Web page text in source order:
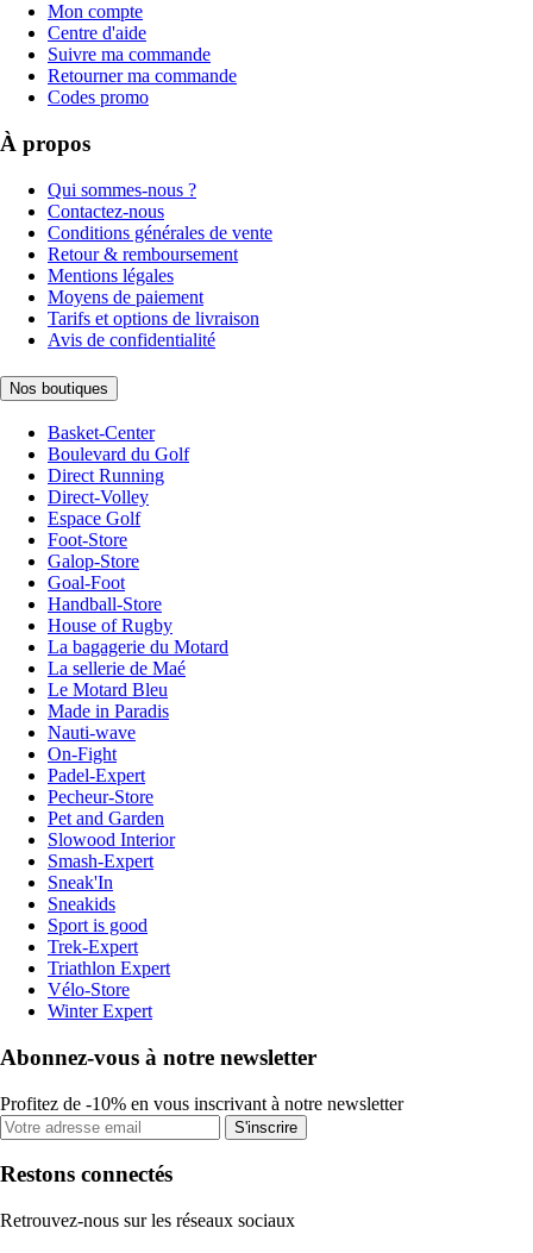
Mon compte
Centre d'aide
Suivre ma commande
Retourner ma commande
Codes promo
À propos
Qui sommes-nous ?
Contactez-nous
Conditions générales de vente
Retour & remboursement
Mentions légales
Moyens de paiement
Tarifs et options de livraison
Avis de confidentialité
Nos boutiques
Basket-Center
Boulevard du Golf
Direct Running
Direct-Volley
Espace Golf
Foot-Store
Galop-Store
Goal-Foot
Handball-Store
House of Rugby
La bagagerie du Motard
La sellerie de Maé
Le Motard Bleu
Made in Paradis
Nauti-wave
On-Fight
Padel-Expert
Pecheur-Store
Pet and Garden
Slowood Interior
Smash-Expert
Sneak'In
Sneakids
Sport is good
Trek-Expert
Triathlon Expert
Vélo-Store
Winter Expert
Abonnez-vous à notre newsletter
Profitez de -10% en vous inscrivant à notre newsletter
S'inscrire
Restons connectés
Retrouvez-nous sur les réseaux sociaux